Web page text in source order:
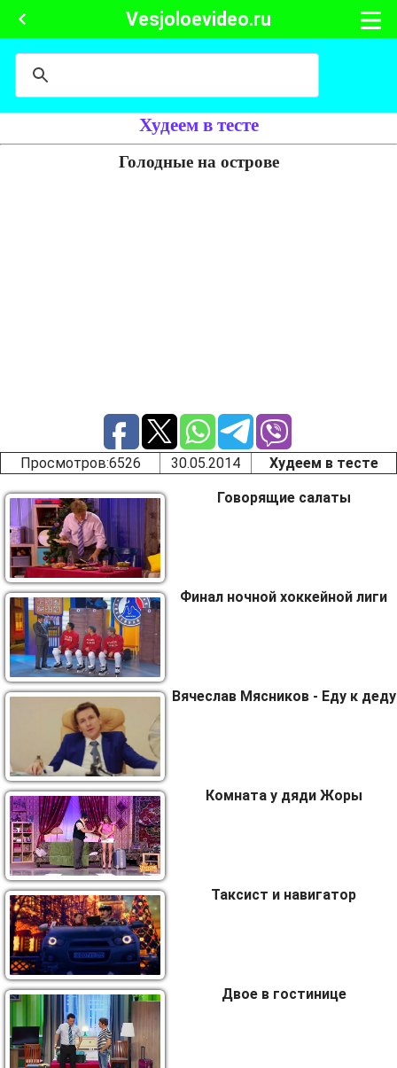
Vesjoloevideo.ru
Худеем в тесте
Голодные на острове
Голодные врач, полицейский и чиновник оказались на необитаемом
острове. Есть нечего, поэтому они решают, кого съесть первым.
Просмотров:6526 30.05.2014 Худеем в тесте
Говорящие салаты
Финал ночной хоккейной лиги
Вячеслав Мясников - Еду к деду
Комната у дяди Жоры
Таксист и навигатор
Двое в гостинице